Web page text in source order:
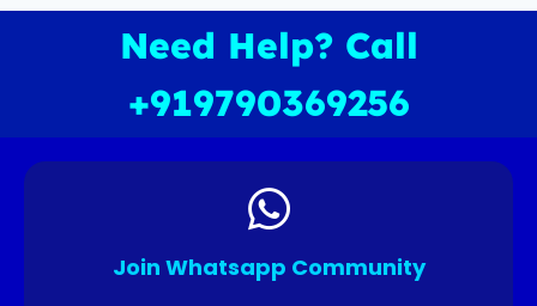
Need Help? Call
+919790369256
Join Whatsapp Community